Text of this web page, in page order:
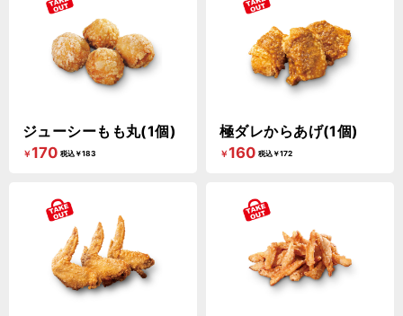
ジューシーもも丸(1個)
￥170 税込￥183
極ダレからあげ(1個)
￥160 税込￥172